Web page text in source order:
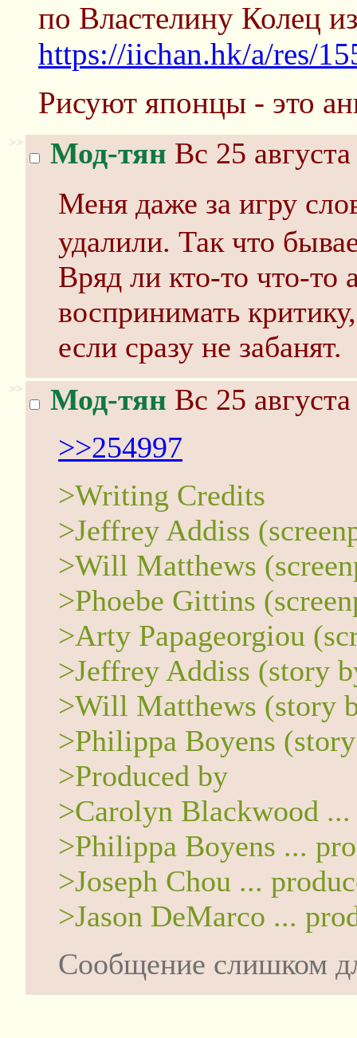
по Властелину Колец
https://iichan.hk/a/res/
Рисуют японцы - это
>> Мод-тян Вс 25
Меня даже за игру
удалили. Так что
Вряд ли кто-то что-то
воспринимать
если сразу не забанят.
>> Мод-тян Вс 25
>>254997
>Writing Credits
>Jeffrey Addiss
>Will Matthews
>Phoebe Gittins
>Arty Papageorgiou
>Jeffrey Addiss (story
>Will Matthews (story
>Philippa Boyens
>Produced by
>Carolyn Blackwood
>Philippa Boyens ...
>Joseph Chou ...
>Jason DeMarco ...
Сообщение слишком